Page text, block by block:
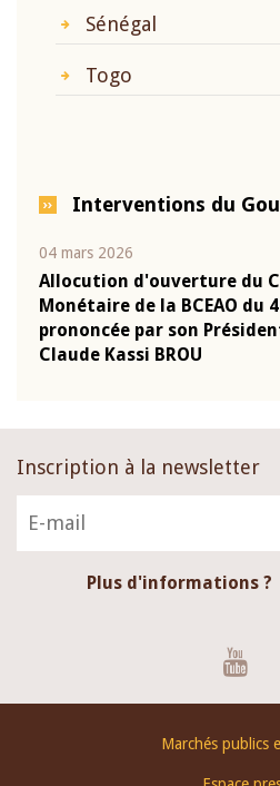
Sénégal
Togo
Interventions du
04 mars 2026
Allocution d'ouverture du
Monétaire de la BCEAO du
prononcée par son
Claude Kassi BROU
Inscription à la newsletter
Plus d'informations ?
Marchés publics